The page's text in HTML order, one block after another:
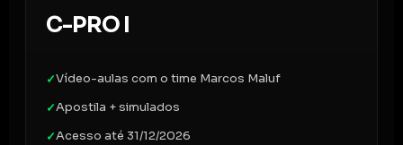
C-PRO I
✓Vídeo-aulas com o time Marcos Maluf
✓Apostila + simulados
✓Acesso até 31/12/2026